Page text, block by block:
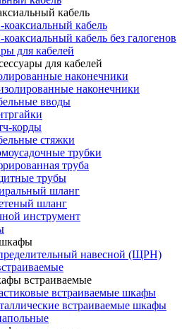
кабель
коаксиальный кабель
коаксиальный кабель без галогенов
для кабелей
для кабелей
наконечники
наконечники
вводы
корды
стяжки
трубки
труба
трубы
шланг
шланг
инструмент
навесной (ЩРН)
встраиваемые
встраиваемые шкафы
встраиваемые шкафы